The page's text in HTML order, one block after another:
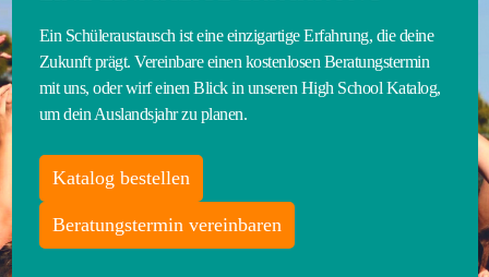
Ein Schüleraustausch ist eine einzigartige Erfahrung, die deine
Zukunft prägt. Vereinbare einen kostenlosen Beratungstermin
mit uns, oder wirf einen Blick in unseren High School Katalog,
um dein Auslandsjahr zu planen.
Katalog bestellen
Beratungstermin vereinbaren